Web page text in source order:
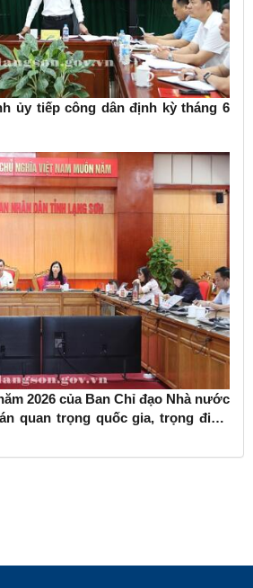
ủy tiếp công dân định kỳ tháng 6
2026 của Ban Chỉ đạo Nhà nước
quan trọng quốc gia, trọng điểm